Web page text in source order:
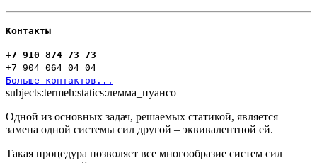
Контакты
+7 910 874 73 73
+7 904 064 04 04
Больше контактов...
subjects:termeh:statics:лемма_пуансо
Одной из основных задач, решаемых статикой, является
замена одной системы сил другой – эквивалентной ей.
Такая процедура позволяет все многообразие систем сил